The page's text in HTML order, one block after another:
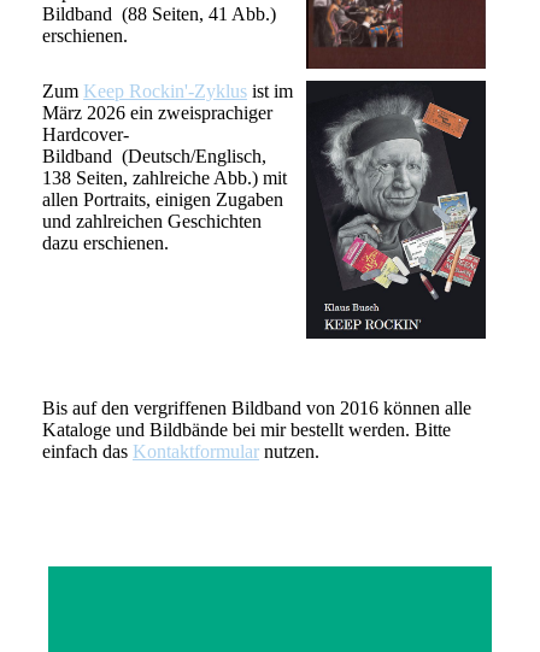
Bildband (88 Seiten, 41 Abb.)
erschienen.
Zum Keep Rockin'-Zyklus ist im
März 2026 ein zweisprachiger
Hardcover-
Bildband (Deutsch/Englisch,
138 Seiten, zahlreiche Abb.) mit
allen Portraits, einigen Zugaben
und zahlreichen Geschichten
dazu erschienen.
Bis auf den vergriffenen Bildband von 2016 können alle
Kataloge und Bildbände bei mir bestellt werden. Bitte
einfach das Kontaktformular nutzen.